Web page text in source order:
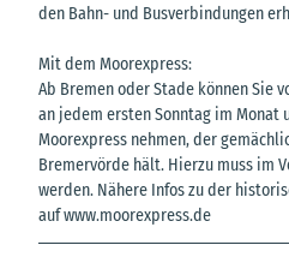
den Bahn- und Busverbindungen
Mit dem Moorexpress:
Ab Bremen oder Stade können Sie
an jedem ersten Sonntag im
Moorexpress nehmen, der
Bremervörde hält. Hierzu muss im
werden. Nähere Infos zu der
auf www.moorexpress.de